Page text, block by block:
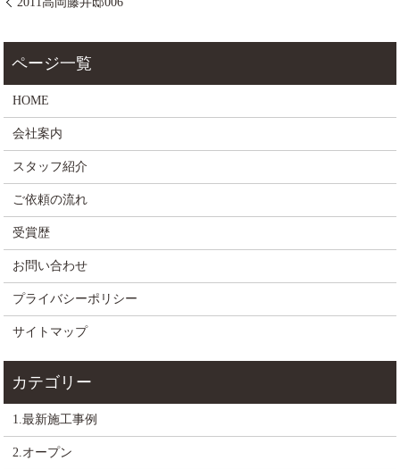
HOME
会社案内
スタッフ紹介
ご依頼の流れ
受賞歴
お問い合わせ
プライバシーポリシー
サイトマップ
1.最新施工事例
2.オープン